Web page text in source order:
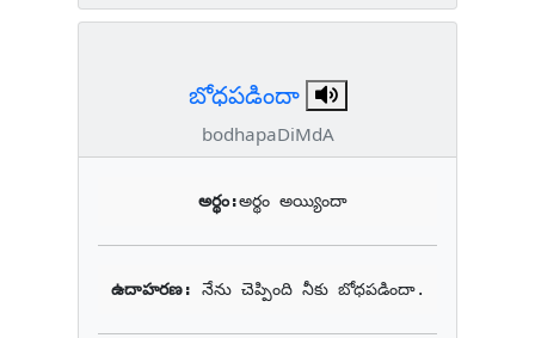
బోధపడిందా
bodhapaDiMdA
అర్థం:అర్థం అయ్యిందా
ఉదాహరణ: నేను చెప్పింది నీకు బోధపడిందా.